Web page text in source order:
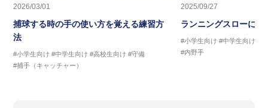
2026/03/01
捕球する時の手の使い方を覚える練習方
法
#小学生向け #中学生向け #高校生向け #守備
#捕手（キャッチャー）
2025/09/27
ランニングスローに繋
#小学生向け #中学生向け
#内野手